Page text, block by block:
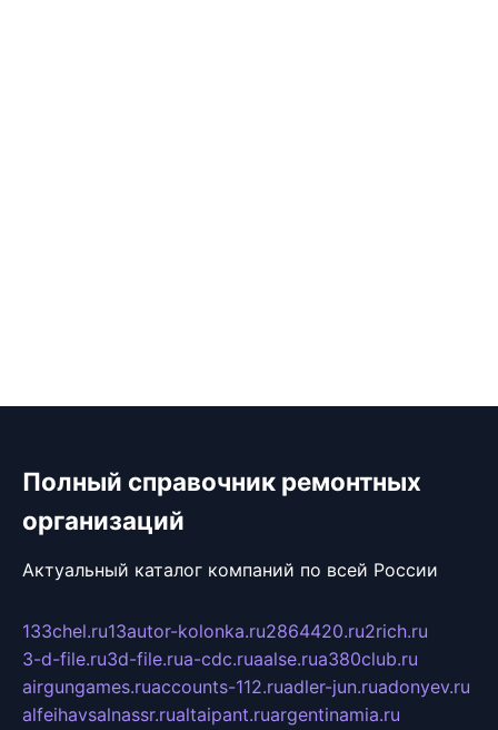
Полный справочник ремонтных
организаций
Актуальный каталог компаний по всей России
133chel.ru13autor-kolonka.ru2864420.ru2rich.ru
3-d-file.ru3d-file.rua-cdc.ruaalse.rua380club.ru
airgungames.ruaccounts-112.ruadler-jun.ruadonyev.ru
alfeihavsalnassr.rualtaipant.ruargentinamia.ru